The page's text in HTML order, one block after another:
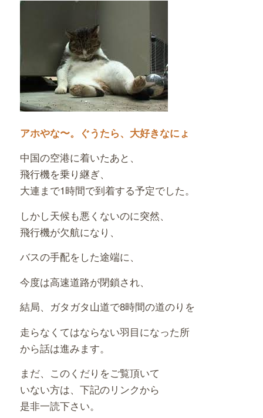
アホやな〜。ぐうたら、大好きなにょ
中国の空港に着いたあと、
飛行機を乗り継ぎ、
大連まで1時間で到着する予定でした。
しかし天候も悪くないのに突然、
飛行機が欠航になり、
バスの手配をした途端に、
今度は高速道路が閉鎖され、
結局、ガタガタ山道で8時間の道のりを
走らなくてはならない羽目になった所
から話は進みます。
まだ、このくだりをご覧頂いて
いない方は、下記のリンクから
是非一読下さい。